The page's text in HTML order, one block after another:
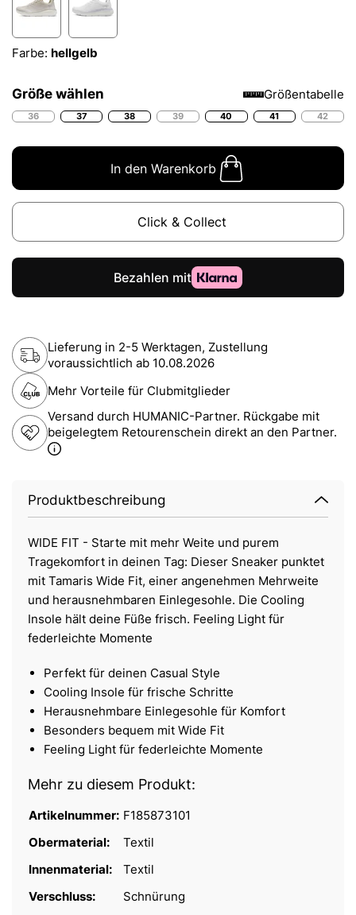
Farbe: hellgelb
Größe wählen Größentabelle
36 37 38 39 40 41 42
In den Warenkorb
Click & Collect
Lieferung in 2-5 Werktagen, Zustellung
voraussichtlich ab 10.08.2026
Mehr Vorteile für Clubmitglieder
Versand durch HUMANIC-Partner. Rückgabe mit
beigelegtem Retourenschein direkt an den Partner.
Produktbeschreibung
WIDE FIT - Starte mit mehr Weite und purem
Tragekomfort in deinen Tag: Dieser Sneaker punktet
mit Tamaris Wide Fit, einer angenehmen Mehrweite
und herausnehmbaren Einlegesohle. Die Cooling
Insole hält deine Füße frisch. Feeling Light für
federleichte Momente
Perfekt für deinen Casual Style
Cooling Insole für frische Schritte
Herausnehmbare Einlegesohle für Komfort
Besonders bequem mit Wide Fit
Feeling Light für federleichte Momente
Mehr zu diesem Produkt:
Artikelnummer: F185873101
Obermaterial:
Textil
Innenmaterial:
Textil
Verschluss:
Schnürung